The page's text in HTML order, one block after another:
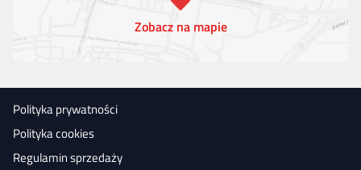
Zobacz na mapie
Polityka prywatności
Polityka cookies
Regulamin sprzedaży